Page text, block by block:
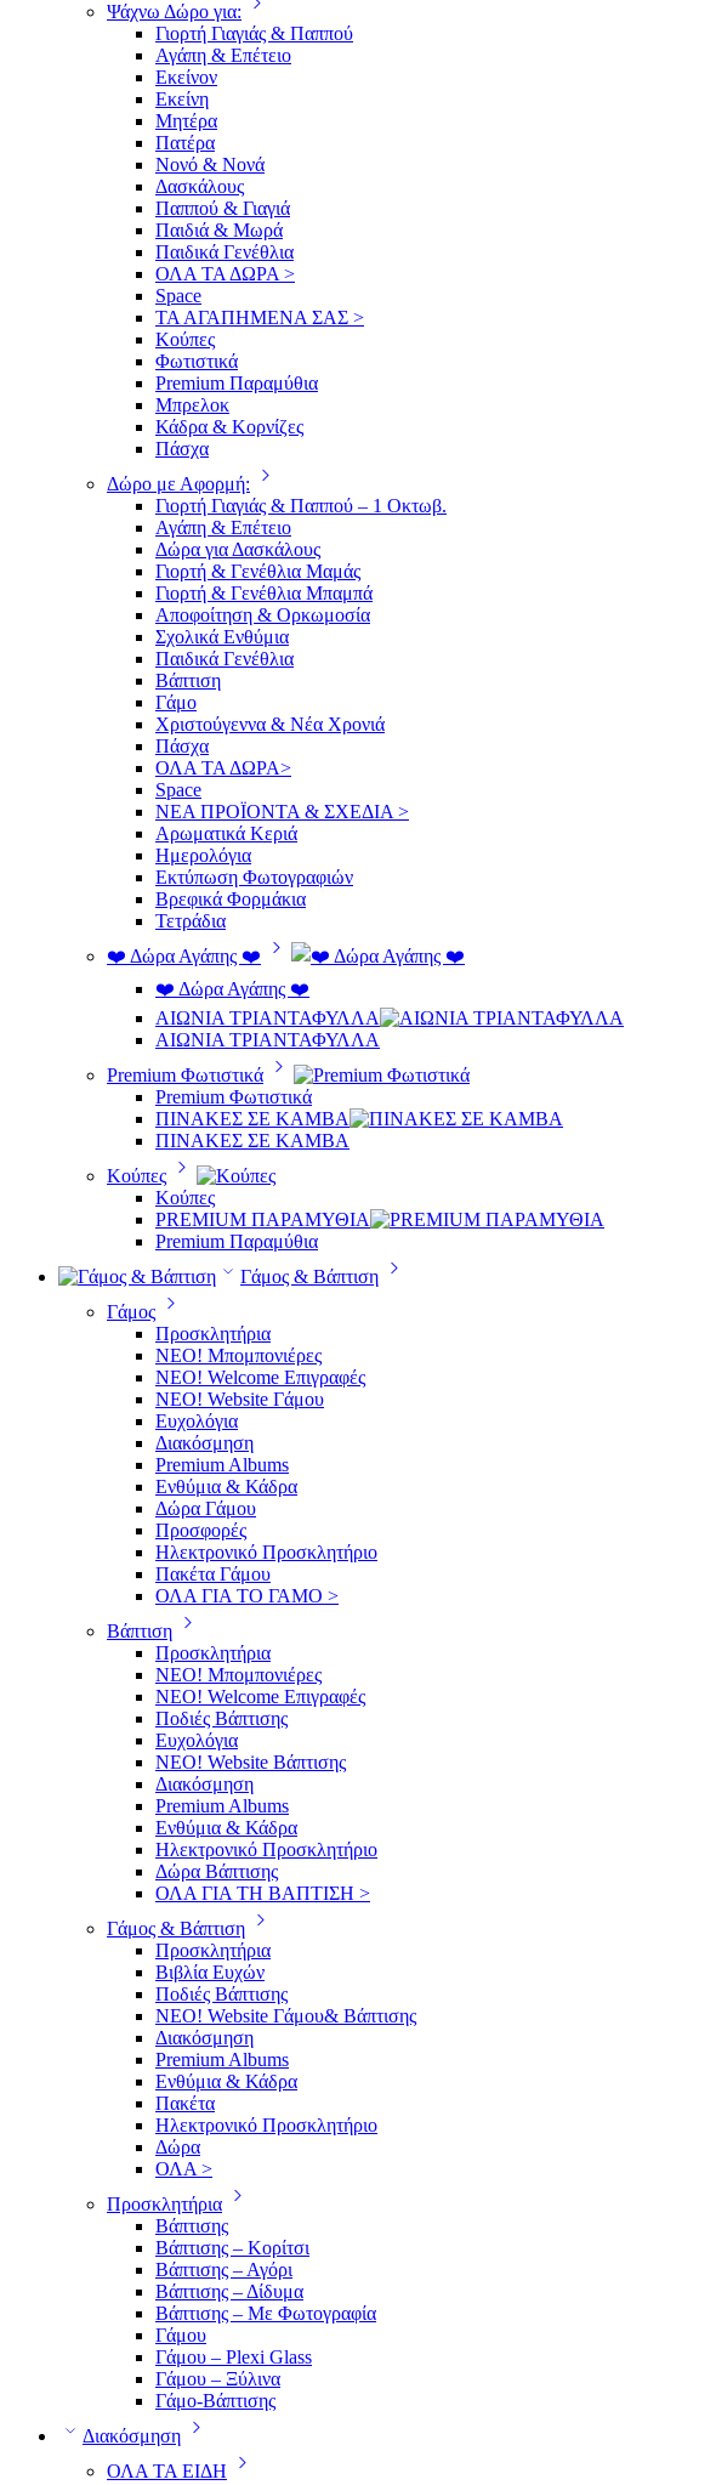
Ψάχνω Δώρο για:
Γιορτή Γιαγιάς & Παππού
Αγάπη & Επέτειο
Εκείνον
Εκείνη
Μητέρα
Πατέρα
Νονό & Νονά
Δασκάλους
Παππού & Γιαγιά
Παιδιά & Μωρά
Παιδικά Γενέθλια
ΟΛΑ ΤΑ ΔΩΡΑ >
Space
ΤΑ ΑΓΑΠΗΜΕΝΑ ΣΑΣ >
Κούπες
Φωτιστικά
Premium Παραμύθια
Μπρελοκ
Κάδρα & Κορνίζες
Πάσχα
Δώρο με Αφορμή:
Γιορτή Γιαγιάς & Παππού – 1 Οκτωβ.
Αγάπη & Επέτειο
Δώρα για Δασκάλους
Γιορτή & Γενέθλια Μαμάς
Γιορτή & Γενέθλια Μπαμπά
Αποφοίτηση & Ορκωμοσία
Σχολικά Ενθύμια
Παιδικά Γενέθλια
Βάπτιση
Γάμο
Χριστούγεννα & Νέα Χρονιά
Πάσχα
ΟΛΑ ΤΑ ΔΩΡΑ>
Space
ΝΕΑ ΠΡΟΪΟΝΤΑ & ΣΧΕΔΙΑ >
Αρωματικά Κεριά
Ημερολόγια
Εκτύπωση Φωτογραφιών
Βρεφικά Φορμάκια
Τετράδια
❤️ Δώρα Αγάπης ❤️
❤️ Δώρα Αγάπης ❤️
ΑΙΩΝΙΑ ΤΡΙΑΝΤΑΦΥΛΛΑ
ΑΙΩΝΙΑ ΤΡΙΑΝΤΑΦΥΛΛΑ
Premium Φωτιστικά
Premium Φωτιστικά
ΠΙΝΑΚΕΣ ΣΕ ΚΑΜΒΑ
ΠΙΝΑΚΕΣ ΣΕ ΚΑΜΒΑ
Κούπες
Κούπες
PREMIUM ΠΑΡΑΜΥΘΙΑ
Premium Παραμύθια
Γάμος & Βάπτιση
Γάμος
Προσκλητήρια
ΝΕΟ! Μπομπονιέρες
NEO! Welcome Επιγραφές
ΝΕΟ! Website Γάμου
Ευχολόγια
Διακόσμηση
Premium Albums
Ενθύμια & Κάδρα
Δώρα Γάμου
Προσφορές
Ηλεκτρονικό Προσκλητήριο
Πακέτα Γάμου
ΟΛΑ ΓΙΑ ΤΟ ΓΑΜΟ >
Βάπτιση
Προσκλητήρια
ΝΕΟ! Μπομπονιέρες
NEO! Welcome Επιγραφές
Ποδιές Βάπτισης
Ευχολόγια
ΝΕΟ! Website Βάπτισης
Διακόσμηση
Premium Albums
Ενθύμια & Κάδρα
Ηλεκτρονικό Προσκλητήριο
Δώρα Βάπτισης
ΟΛΑ ΓΙΑ ΤΗ ΒΑΠΤΙΣΗ >
Γάμος & Βάπτιση
Προσκλητήρια
Βιβλία Ευχών
Ποδιές Βάπτισης
ΝΕΟ! Website Γάμου& Βάπτισης
Διακόσμηση
Premium Albums
Ενθύμια & Κάδρα
Πακέτα
Ηλεκτρονικό Προσκλητήριο
Δώρα
ΟΛΑ >
Προσκλητήρια
Βάπτισης
Βάπτισης – Κορίτσι
Βάπτισης – Αγόρι
Βάπτισης – Δίδυμα
Βάπτισης – Με Φωτογραφία
Γάμου
Γάμου – Plexi Glass
Γάμου – Ξύλινα
Γάμο-Βάπτισης
Διακόσμηση
ΟΛΑ ΤΑ ΕΙΔΗ